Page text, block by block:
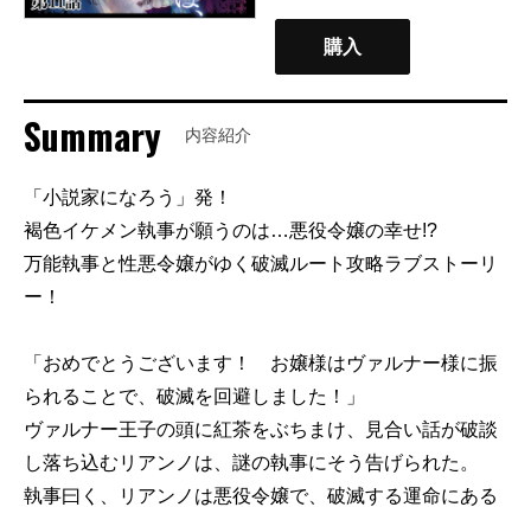
購入
Summary 内容紹介
「小説家になろう」発！
褐色イケメン執事が願うのは…悪役令嬢の幸せ!?
万能執事と性悪令嬢がゆく破滅ルート攻略ラブストーリ
ー！
「おめでとうございます！ お嬢様はヴァルナー様に振
られることで、破滅を回避しました！」
ヴァルナー王子の頭に紅茶をぶちまけ、見合い話が破談
し落ち込むリアンノは、謎の執事にそう告げられた。
執事曰く、リアンノは悪役令嬢で、破滅する運命にある